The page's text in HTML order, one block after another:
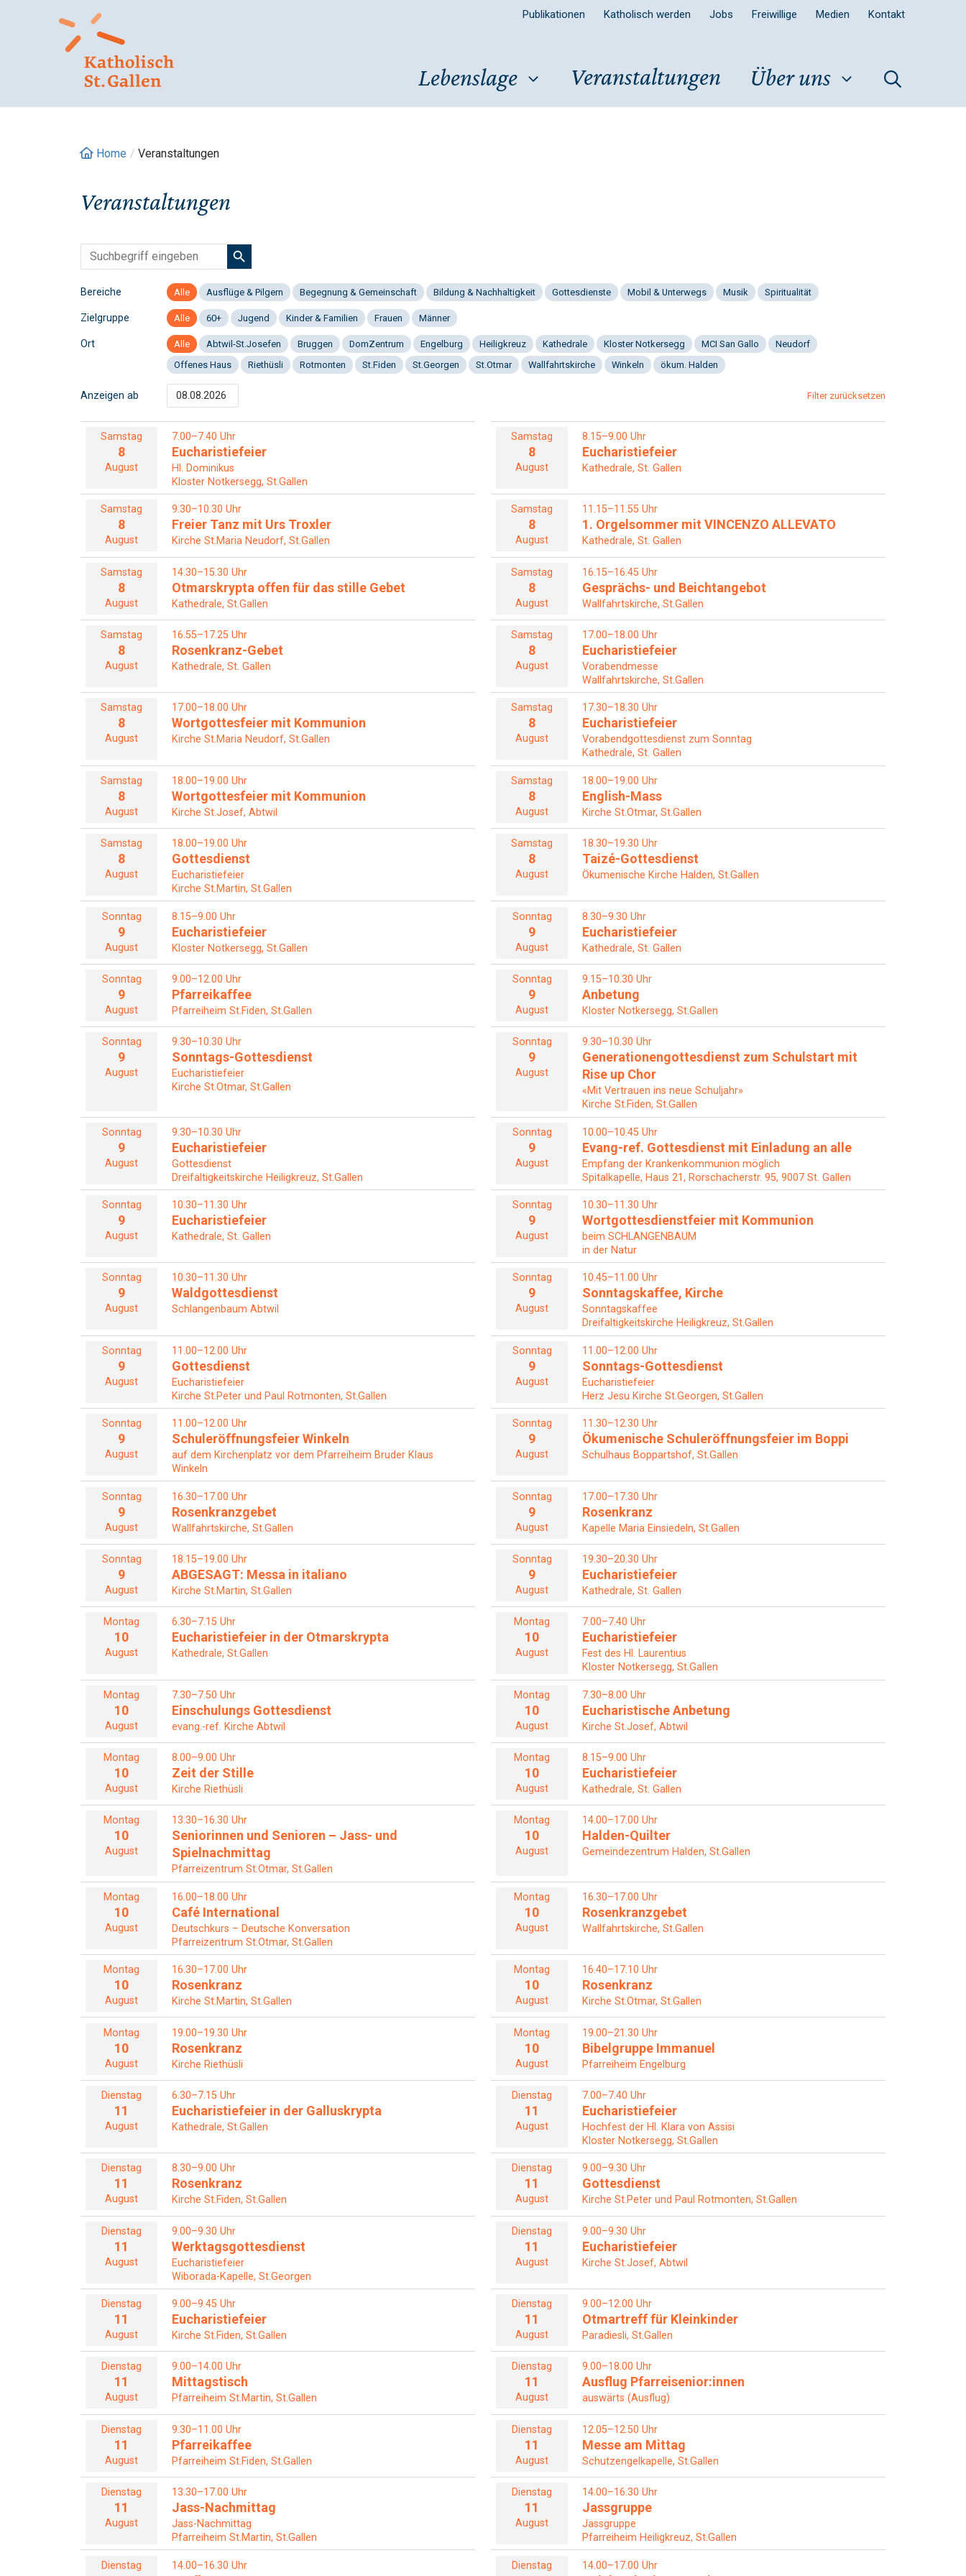
Publikationen Katholisch werden Jobs Freiwillige Medien Kontakt
Lebenslage Veranstaltungen Über uns
Home / Veranstaltungen
Veranstaltungen
Bereiche Alle Ausflüge & Pilgern Begegnung & Gemeinschaft Bildung & Nachhaltigkeit Gottesdienste Mobil & Unterwegs Musik Spiritualität
Zielgruppe Alle 60+ Jugend Kinder & Familien Frauen Männer
Ort Alle Abtwil-St.Josefen Bruggen DomZentrum Engelburg Heiligkreuz Kathedrale Kloster Notkersegg MCI San Gallo
Neudorf
Offenes Haus
Riethüsli Rotmonten St.Fiden St.Georgen St.Otmar Wallfahrtskirche Winkeln ökum. Halden
Anzeigen ab Filter zurücksetzen
Samstag
8
August
7.00–7.40 Uhr
Eucharistiefeier
Hl. Dominikus
Kloster Notkersegg, St.Gallen
Samstag
8
August
8.15–9.00 Uhr
Eucharistiefeier
Kathedrale, St. Gallen
Samstag
8
August
9.30–10.30 Uhr
Freier Tanz mit Urs Troxler
Kirche St.Maria Neudorf, St.Gallen
Samstag
8
August
11.15–11.55 Uhr
1. Orgelsommer mit VINCENZO ALLEVATO
Kathedrale, St. Gallen
Samstag
8
August
14.30–15.30 Uhr
Otmarskrypta offen für das stille Gebet
Kathedrale, St.Gallen
Samstag
8
August
16.15–16.45 Uhr
Gesprächs- und Beichtangebot
Wallfahrtskirche, St.Gallen
Samstag
8
August
16.55–17.25 Uhr
Rosenkranz-Gebet
Kathedrale, St. Gallen
Samstag
8
August
17.00–18.00 Uhr
Eucharistiefeier
Vorabendmesse
Wallfahrtskirche, St.Gallen
Samstag
8
August
17.00–18.00 Uhr
Wortgottesfeier mit Kommunion
Kirche St.Maria Neudorf, St.Gallen
Samstag
8
August
17.30–18.30 Uhr
Eucharistiefeier
Vorabendgottesdienst zum Sonntag
Kathedrale, St. Gallen
Samstag
8
August
18.00–19.00 Uhr
Wortgottesfeier mit Kommunion
Kirche St.Josef, Abtwil
Samstag
8
August
18.00–19.00 Uhr
English-Mass
Kirche St.Otmar, St.Gallen
Samstag
8
August
18.00–19.00 Uhr
Gottesdienst
Eucharistiefeier
Kirche St.Martin, St.Gallen
Samstag
8
August
18.30–19.30 Uhr
Taizé-Gottesdienst
Ökumenische Kirche Halden, St.Gallen
Sonntag
9
August
8.15–9.00 Uhr
Eucharistiefeier
Kloster Notkersegg, St.Gallen
Sonntag
9
August
8.30–9.30 Uhr
Eucharistiefeier
Kathedrale, St. Gallen
Sonntag
9
August
9.00–12.00 Uhr
Pfarreikaffee
Pfarreiheim St.Fiden, St.Gallen
Sonntag
9
August
9.15–10.30 Uhr
Anbetung
Kloster Notkersegg, St.Gallen
Sonntag
9
August
9.30–10.30 Uhr
Sonntags-Gottesdienst
Eucharistiefeier
Kirche St.Otmar, St.Gallen
Sonntag
9
August
9.30–10.30 Uhr
Generationengottesdienst zum Schulstart mit
Rise up Chor
«Mit Vertrauen ins neue Schuljahr»
Kirche St.Fiden, St.Gallen
Sonntag
9
August
9.30–10.30 Uhr
Eucharistiefeier
Gottesdienst
Dreifaltigkeitskirche Heiligkreuz, St.Gallen
Sonntag
9
August
10.00–10.45 Uhr
Evang-ref. Gottesdienst mit Einladung an alle
Empfang der Krankenkommunion möglich
Spitalkapelle, Haus 21, Rorschacherstr. 95, 9007 St. Gallen
Sonntag
9
August
10.30–11.30 Uhr
Eucharistiefeier
Kathedrale, St. Gallen
Sonntag
9
August
10.30–11.30 Uhr
Wortgottesdienstfeier mit Kommunion
beim SCHLANGENBAUM
in der Natur
Sonntag
9
August
10.30–11.30 Uhr
Waldgottesdienst
Schlangenbaum Abtwil
Sonntag
9
August
10.45–11.00 Uhr
Sonntagskaffee, Kirche
Sonntagskaffee
Dreifaltigkeitskirche Heiligkreuz, St.Gallen
Sonntag
9
August
11.00–12.00 Uhr
Gottesdienst
Eucharistiefeier
Kirche St.Peter und Paul Rotmonten, St.Gallen
Sonntag
9
August
11.00–12.00 Uhr
Sonntags-Gottesdienst
Eucharistiefeier
Herz Jesu Kirche St.Georgen, St.Gallen
Sonntag
9
August
11.00–12.00 Uhr
Schuleröffnungsfeier Winkeln
auf dem Kirchenplatz vor dem Pfarreiheim Bruder Klaus
Winkeln
Sonntag
9
August
11.30–12.30 Uhr
Ökumenische Schuleröffnungsfeier im Boppi
Schulhaus Boppartshof, St.Gallen
Sonntag
9
August
16.30–17.00 Uhr
Rosenkranzgebet
Wallfahrtskirche, St.Gallen
Sonntag
9
August
17.00–17.30 Uhr
Rosenkranz
Kapelle Maria Einsiedeln, St.Gallen
Sonntag
9
August
18.15–19.00 Uhr
ABGESAGT: Messa in italiano
Kirche St.Martin, St.Gallen
Sonntag
9
August
19.30–20.30 Uhr
Eucharistiefeier
Kathedrale, St. Gallen
Montag
10
August
6.30–7.15 Uhr
Eucharistiefeier in der Otmarskrypta
Kathedrale, St.Gallen
Montag
10
August
7.00–7.40 Uhr
Eucharistiefeier
Fest des Hl. Laurentius
Kloster Notkersegg, St.Gallen
Montag
10
August
7.30–7.50 Uhr
Einschulungs Gottesdienst
evang.-ref. Kirche Abtwil
Montag
10
August
7.30–8.00 Uhr
Eucharistische Anbetung
Kirche St.Josef, Abtwil
Montag
10
August
8.00–9.00 Uhr
Zeit der Stille
Kirche Riethüsli
Montag
10
August
8.15–9.00 Uhr
Eucharistiefeier
Kathedrale, St. Gallen
Montag
10
August
13.30–16.30 Uhr
Seniorinnen und Senioren – Jass- und
Spielnachmittag
Pfarreizentrum St.Otmar, St.Gallen
Montag
10
August
14.00–17.00 Uhr
Halden-Quilter
Gemeindezentrum Halden, St.Gallen
Montag
10
August
16.00–18.00 Uhr
Café International
Deutschkurs – Deutsche Konversation
Pfarreizentrum St.Otmar, St.Gallen
Montag
10
August
16.30–17.00 Uhr
Rosenkranzgebet
Wallfahrtskirche, St.Gallen
Montag
10
August
16.30–17.00 Uhr
Rosenkranz
Kirche St.Martin, St.Gallen
Montag
10
August
16.40–17.10 Uhr
Rosenkranz
Kirche St.Otmar, St.Gallen
Montag
10
August
19.00–19.30 Uhr
Rosenkranz
Kirche Riethüsli
Montag
10
August
19.00–21.30 Uhr
Bibelgruppe Immanuel
Pfarreiheim Engelburg
Dienstag
11
August
6.30–7.15 Uhr
Eucharistiefeier in der Galluskrypta
Kathedrale, St.Gallen
Dienstag
11
August
7.00–7.40 Uhr
Eucharistiefeier
Hochfest der Hl. Klara von Assisi
Kloster Notkersegg, St.Gallen
Dienstag
11
August
8.30–9.00 Uhr
Rosenkranz
Kirche St.Fiden, St.Gallen
Dienstag
11
August
9.00–9.30 Uhr
Gottesdienst
Kirche St.Peter und Paul Rotmonten, St.Gallen
Dienstag
11
August
9.00–9.30 Uhr
Werktagsgottesdienst
Eucharistiefeier
Wiborada-Kapelle, St.Georgen
Dienstag
11
August
9.00–9.30 Uhr
Eucharistiefeier
Kirche St.Josef, Abtwil
Dienstag
11
August
9.00–9.45 Uhr
Eucharistiefeier
Kirche St.Fiden, St.Gallen
Dienstag
11
August
9.00–12.00 Uhr
Otmartreff für Kleinkinder
Paradiesli, St.Gallen
Dienstag
11
August
9.00–14.00 Uhr
Mittagstisch
Pfarreiheim St.Martin, St.Gallen
Dienstag
11
August
9.00–18.00 Uhr
Ausflug Pfarreisenior:innen
auswärts (Ausflug)
Dienstag
11
August
9.30–11.00 Uhr
Pfarreikaffee
Pfarreiheim St.Fiden, St.Gallen
Dienstag
11
August
12.05–12.50 Uhr
Messe am Mittag
Schutzengelkapelle, St.Gallen
Dienstag
11
August
13.30–17.00 Uhr
Jass-Nachmittag
Jass-Nachmittag
Pfarreiheim St.Martin, St.Gallen
Dienstag
11
August
14.00–16.30 Uhr
Jassgruppe
Jassgruppe
Pfarreiheim Heiligkreuz, St.Gallen
Dienstag 14.00–16.30 Uhr Dienstag 14.00–17.00 Uhr